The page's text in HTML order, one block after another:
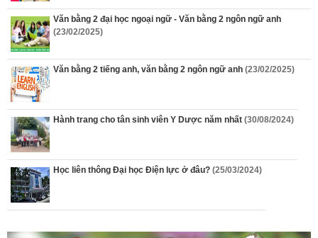
Văn bằng 2 đại học ngoại ngữ - Văn bằng 2 ngôn ngữ anh
(23/02/2025)
Văn bằng 2 tiếng anh, văn bằng 2 ngôn ngữ anh (23/02/2025)
Hành trang cho tân sinh viên Y Dược năm nhất (30/08/2024)
Học liên thông Đại học Điện lực ở đâu? (25/03/2024)